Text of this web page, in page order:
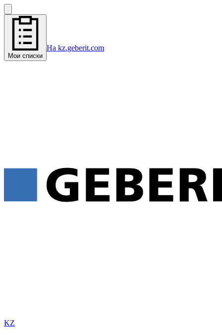
Мои списки
На kz.geberit.com
KZ